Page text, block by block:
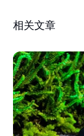
相关文章